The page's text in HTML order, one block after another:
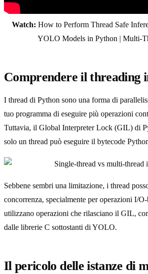
Watch: How to Perform Thread Safe
YOLO Models in Python | Multi-
Comprendere il threading
I thread di Python sono una forma di
tuo programma di eseguire più operazioni
Tuttavia, il Global Interpreter Lock (GIL) di
solo un thread può eseguire il bytecode
Sebbene sembri una limitazione, i thread
concorrenza, specialmente per operazioni I/
utilizzano operazioni che rilasciano il GIL,
dalle librerie C sottostanti di YOLO.
Il pericolo delle istanze di